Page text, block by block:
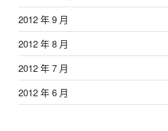
2012 年 9 月
2012 年 8 月
2012 年 7 月
2012 年 6 月